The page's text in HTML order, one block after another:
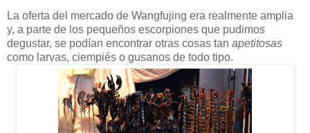
La oferta del mercado de Wangfujing era realmente amplia
y, a parte de los pequeños escorpiones que pudimos
degustar, se podían encontrar otras cosas tan apetitosas
como larvas, ciempiés o gusanos de todo tipo.